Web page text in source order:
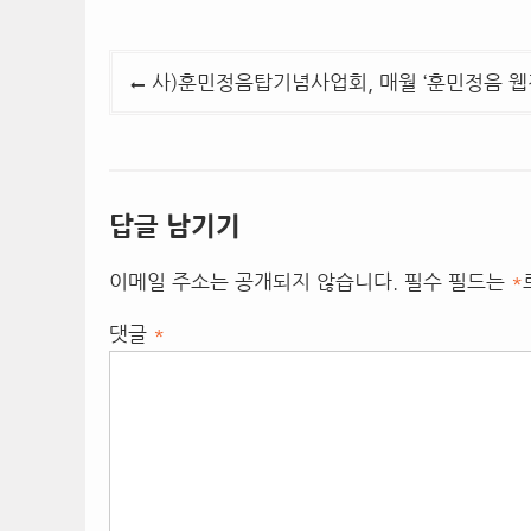
글
사)훈민정음탑기념사업회, 매월 ‘훈민정음 웹
답글 남기기
이메일 주소는 공개되지 않습니다. 필수 필드는 *
댓글 *